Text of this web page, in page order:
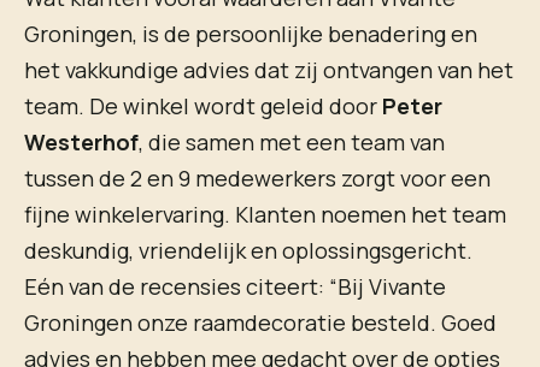
Groningen, is de persoonlijke benadering en
het vakkundige advies dat zij ontvangen van het
team. De winkel wordt geleid door Peter
Westerhof, die samen met een team van
tussen de 2 en 9 medewerkers zorgt voor een
fijne winkelervaring. Klanten noemen het team
deskundig, vriendelijk en oplossingsgericht.
Eén van de recensies citeert: “Bij Vivante
Groningen onze raamdecoratie besteld. Goed
advies en hebben mee gedacht over de opties